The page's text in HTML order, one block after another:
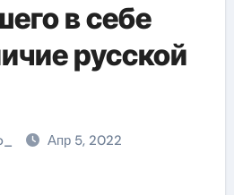
в себе
русской
Апр 5, 2022